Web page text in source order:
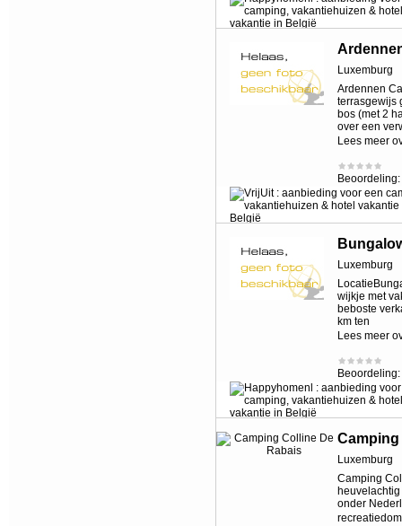
Luxemburg
Ardennen
terrasgewijs
bos (met 2
over een
Lees meer
Beoordeling:
Luxemburg
wijkje met
beboste
km ten
Lees meer
Beoordeling:
Camping
Luxemburg
Camping
onder